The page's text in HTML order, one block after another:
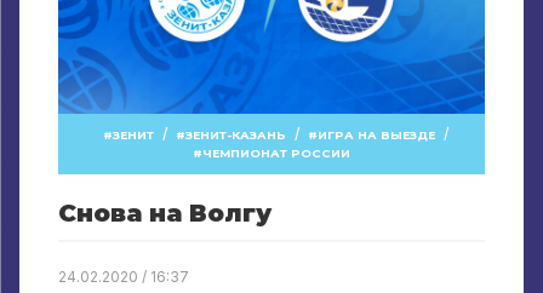
ЗЕНИТ / ЗЕНИТ-КАЗАНЬ / ИГРА НА ВЫЕЗДЕ /
ЧЕМПИОНАТ РОССИИ
Снова на Волгу
24.02.2020 / 16:37